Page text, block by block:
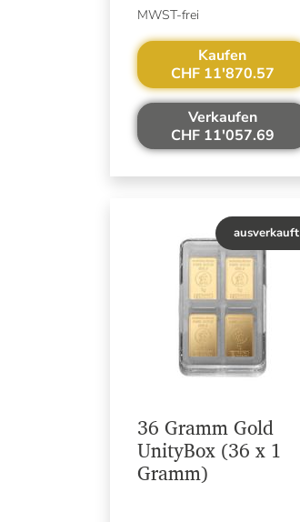
MWST-frei
Kaufen
CHF 11'870.57
Verkaufen
CHF 11'057.69
ausverkauft
36 Gramm Gold
UnityBox (36 x 1
Gramm)